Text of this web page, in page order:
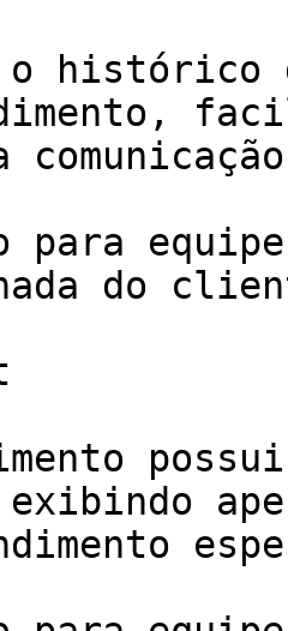
o histórico
para
do
exibindo